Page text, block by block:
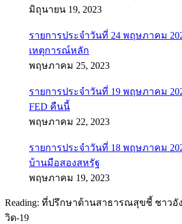
มิถุนายน 19, 2023
รายการประจำวันที่ 24 พฤษภาคม
เหตุการณ์หลัก
พฤษภาคม 25, 2023
รายการประจำวันที่ 19 พฤษภาคม
FED คืนนี้
พฤษภาคม 22, 2023
รายการประจำวันที่ 18 พฤษภาคม
บ้านมือสองสหรัฐ
พฤษภาคม 19, 2023
Reading: ที่ปรึกษาด้านสาธารณสุขชี้ ชาวอั
วิด-19